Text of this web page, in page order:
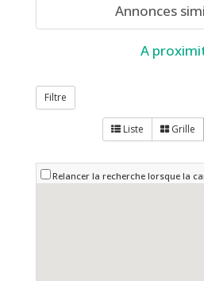
Annonces
A
Filtre
Liste Grille
Relancer la recherche lorsque la